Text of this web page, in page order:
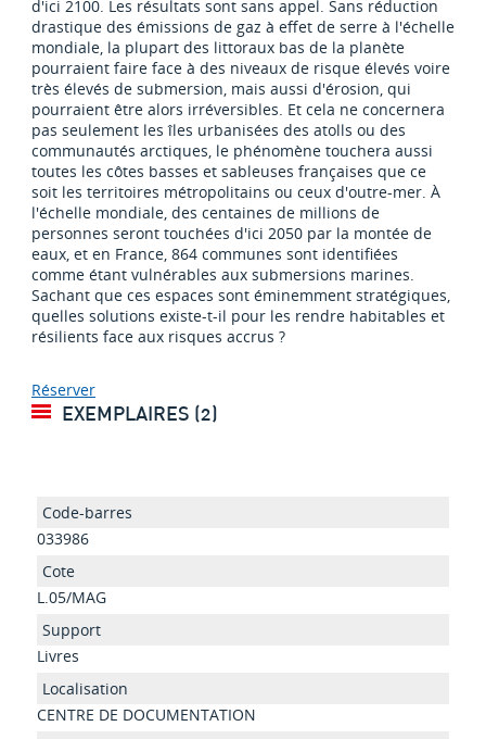
d'ici 2100. Les résultats sont sans appel. Sans réduction
drastique des émissions de gaz à effet de serre à l'échelle
mondiale, la plupart des littoraux bas de la planète
pourraient faire face à des niveaux de risque élevés voire
très élevés de submersion, mais aussi d'érosion, qui
pourraient être alors irréversibles. Et cela ne concernera
pas seulement les îles urbanisées des atolls ou des
communautés arctiques, le phénomène touchera aussi
toutes les côtes basses et sableuses françaises que ce
soit les territoires métropolitains ou ceux d'outre-mer. À
l'échelle mondiale, des centaines de millions de
personnes seront touchées d'ici 2050 par la montée de
eaux, et en France, 864 communes sont identifiées
comme étant vulnérables aux submersions marines.
Sachant que ces espaces sont éminemment stratégiques,
quelles solutions existe-t-il pour les rendre habitables et
résilients face aux risques accrus ?
Réserver
EXEMPLAIRES (2)
033986
L.05/MAG
Livres
CENTRE DE DOCUMENTATION